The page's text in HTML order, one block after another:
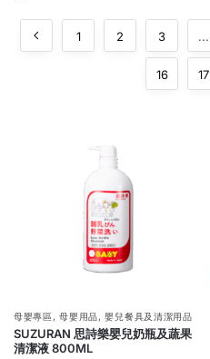
1 2 3 ...
16 17
母嬰專區,母嬰用品,嬰兒餐具及清潔用品
SUZURAN 思詩樂嬰兒奶瓶及蔬果
清潔液 800ML